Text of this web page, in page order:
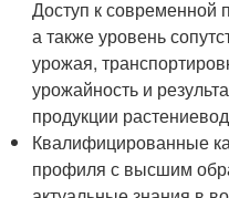
Доступ к современной
а также уровень
урожая,
урожайность и
продукции
Квалифицированные
профиля с высшим